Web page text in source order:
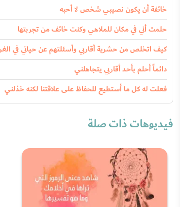
خائفة أن يكون نصيبي شخص لا أحبه
حلمت أني في مكان للملاهي وكنت خائف من تجربتها
كيف اتخلص من حشرية أقاربي وأسئلتهم عن حياتي في
دائماً أحلم بأحد أقاربي يتجاهلني
فعلت له كل ما أستطيع للحفاظ على علاقتنا لكنه خذلني
فيديوهات ذات صلة